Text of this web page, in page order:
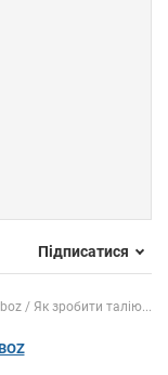
Підписатися
Як зробити талію...